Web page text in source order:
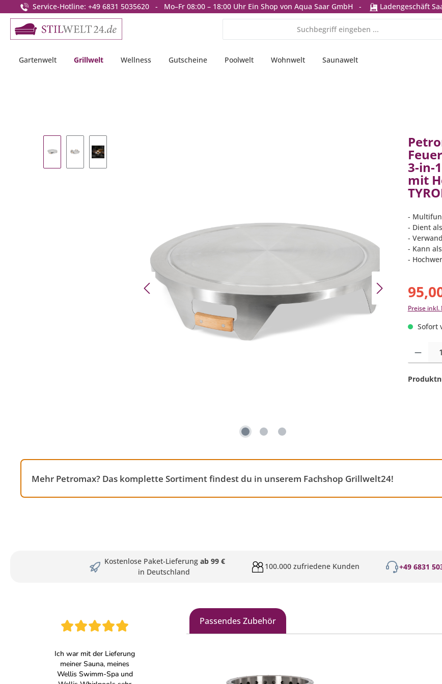
Zur Hauptnavigation springen
Service-Hotline: +49 6831 5035620 - Mo–Fr 08:00 – 18:00 Uhr Ein Shop von Aqua Saar GmbH - Ladengeschäft
Gartenwelt Grillwelt Wellness Gutscheine Poolwelt Wohnwelt Saunawelt
3-in-
mit
-
- Dient
-
- Kann
-
Preise inkl.
Sofort
Produkt
Mehr Petromax? Das komplette Sortiment findest du in unserem Fachshop Grillwelt24!
Kostenlose Paket-Lieferung ab 99 €
in Deutschland
100.000 zufriedene Kunden +49 6831
Passendes Zubehör